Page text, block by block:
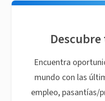
Encuentra
mundo con las
empleo, pasantías/